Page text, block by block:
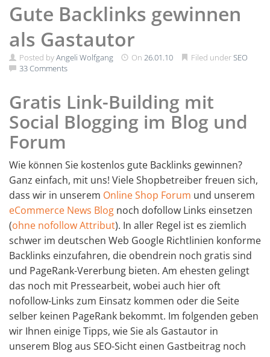
Gute Backlinks gewinnen
als Gastautor
Posted byAngeli Wolfgang On 26.01.10 Filed underSEO
33 Comments
Gratis Link-Building mit
Social Blogging im Blog und
Forum
Wie können Sie kostenlos gute Backlinks gewinnen?
Ganz einfach, mit uns! Viele Shopbetreiber freuen sich,
dass wir in unserem Online Shop Forum und unserem
eCommerce News Blog noch dofollow Links einsetzen
(ohne nofollow Attribut). In aller Regel ist es ziemlich
schwer im deutschen Web Google Richtlinien konforme
Backlinks einzufahren, die obendrein noch gratis sind
und PageRank-Vererbung bieten. Am ehesten gelingt
das noch mit Pressearbeit, wobei auch hier oft
nofollow-Links zum Einsatz kommen oder die Seite
selber keinen PageRank bekommt. Im folgenden geben
wir Ihnen einige Tipps, wie Sie als Gastautor in
unserem Blog aus SEO-Sicht einen Gastbeitrag noch